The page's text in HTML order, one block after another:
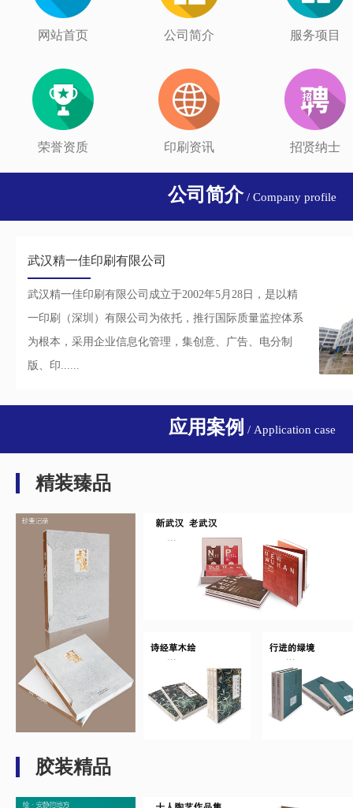
网站首页 公司简介 服务项目
荣誉资质 印刷资讯 招贤纳士
公司简介/ Company profile
武汉精一佳印刷有限公司
武汉精一佳印刷有限公司成立于2002年5月28日，是以精
一印刷（深圳）有限公司为依托，推行国际质量监控体系
为根本，采用企业信息化管理，集创意、广告、电分制
版、印......
应用案例 / Application case
精装臻品
... ...
... ...
胶装精品